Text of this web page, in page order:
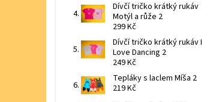
Dívčí tričko krátký rukáv
Motýl a růže 2
299 Kč
Dívčí tričko krátký rukáv I
Love Dancing 2
249 Kč
Tepláky s laclem Míša 2
219 Kč